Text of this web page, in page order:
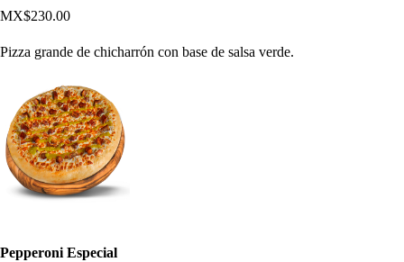
MX$230.00
Pizza grande de chicharrón con base de salsa verde.
Pepperoni Especial